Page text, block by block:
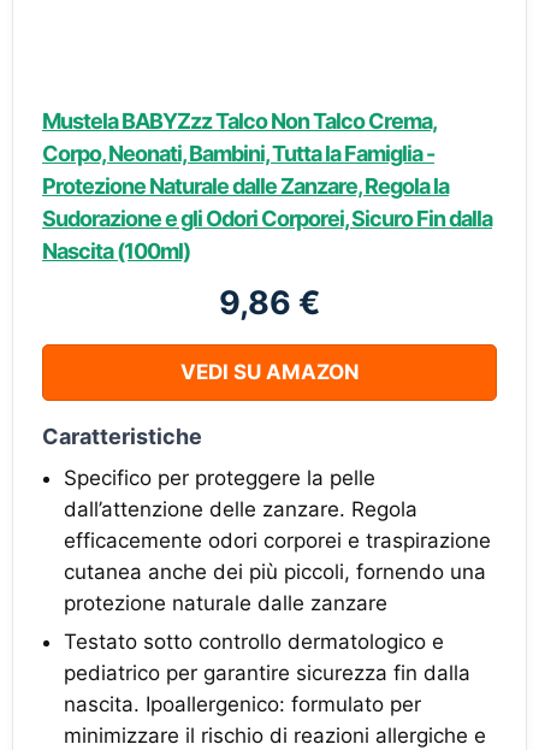
Mustela BABYZzz Talco Non Talco Crema,
Corpo, Neonati, Bambini, Tutta la Famiglia -
Protezione Naturale dalle Zanzare, Regola la
Sudorazione e gli Odori Corporei, Sicuro Fin dalla
Nascita (100ml)
9,86 €
VEDI SU AMAZON
Caratteristiche
Specifico per proteggere la pelle
dall’attenzione delle zanzare. Regola
efficacemente odori corporei e traspirazione
cutanea anche dei più piccoli, fornendo una
protezione naturale dalle zanzare
Testato sotto controllo dermatologico e
pediatrico per garantire sicurezza fin dalla
nascita. Ipoallergenico: formulato per
minimizzare il rischio di reazioni allergiche e